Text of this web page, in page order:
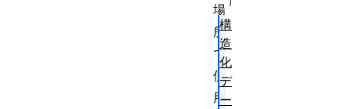
場
所
で
使
用
構
造
化
デ
ー